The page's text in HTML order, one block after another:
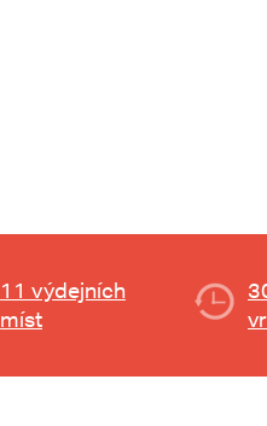
11 výdejních
míst